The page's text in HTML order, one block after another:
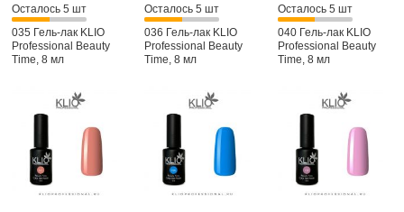
Осталось 5 шт
035 Гель-лак KLIO
Professional Beauty
Time, 8 мл
Осталось 5 шт
036 Гель-лак KLIO
Professional Beauty
Time, 8 мл
Осталось 5 шт
040 Гель-лак KLIO
Professional Beauty
Time, 8 мл